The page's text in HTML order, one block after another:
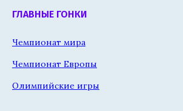
ГЛАВНЫЕ ГОНКИ
Чемпионат мира
Чемпионат Европы
Олимпийские игры